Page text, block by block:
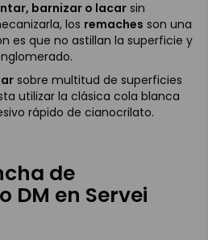
barnizar o lacarsin
los remaches son una
es que no astillan la superficie y
sobre multitud de superficies
utilizar la clásica cola blanca
rápido de cianocrilato.
de
DM en Servei